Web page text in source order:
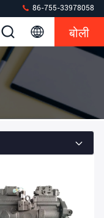
86-755-33978058
बोली